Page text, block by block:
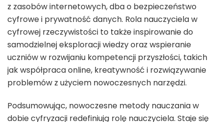
z zasobów internetowych, dba o bezpieczeństwo
cyfrowe i prywatność danych. Rola nauczyciela w
cyfrowej rzeczywistości to także inspirowanie do
samodzielnej eksploracji wiedzy oraz wspieranie
uczniów w rozwijaniu kompetencji przyszłości, takich
jak współpraca online, kreatywność i rozwiązywanie
problemów z użyciem nowoczesnych narzędzi.
Podsumowując, nowoczesne metody nauczania w
dobie cyfryzacji redefiniują rolę nauczyciela. Staje się